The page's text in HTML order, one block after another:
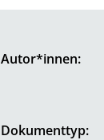
Autor*innen:
Dokumenttyp: